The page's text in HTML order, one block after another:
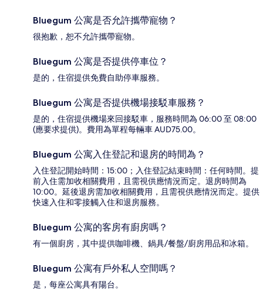
Bluegum 公寓是否允許攜帶寵物？
很抱歉，恕不允許攜帶寵物。
Bluegum 公寓是否提供停車位？
是的，住宿提供免費自助停車服務。
Bluegum 公寓是否提供機場接駁車服務？
是的，住宿提供機場來回接駁車，服務時間為 06:00 至 08:00
(應要求提供)。費用為單程每輛車 AUD75.00。
Bluegum 公寓入住登記和退房的時間為？
入住登記開始時間：15:00；入住登記結束時間：任何時間。提
前入住需加收相關費用，且需視供應情況而定。退房時間為
10:00。延後退房需加收相關費用，且需視供應情況而定。提供
快速入住和零接觸入住和退房服務。
Bluegum 公寓的客房有廚房嗎？
有一個廚房，其中提供咖啡機、鍋具/餐盤/廚房用品和冰箱。
Bluegum 公寓有戶外私人空間嗎？
是，每座公寓具有陽台。